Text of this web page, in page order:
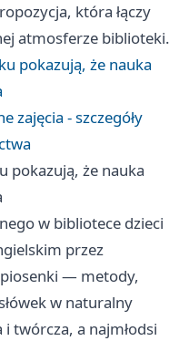
która łączy
atmosferze biblioteki.
pokazują, że nauka
zajęcia - szczegóły
pokazują, że nauka
w bibliotece dzieci
przez
— metody,
w naturalny
twórcza, a najmłodsi